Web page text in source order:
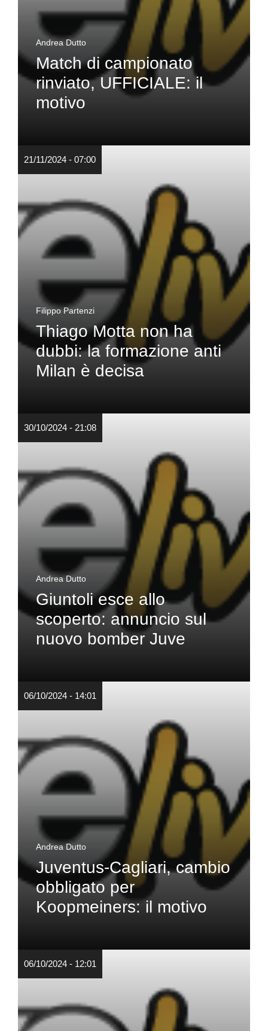
Andrea Dutto
Match di campionato
rinviato, UFFICIALE: il
motivo
21/11/2024 - 07:00
Filippo Partenzi
Thiago Motta non ha
dubbi: la formazione anti
Milan è decisa
30/10/2024 - 21:08
Andrea Dutto
Giuntoli esce allo
scoperto: annuncio sul
nuovo bomber Juve
06/10/2024 - 14:01
Andrea Dutto
Juventus-Cagliari, cambio
obbligato per
Koopmeiners: il motivo
06/10/2024 - 12:01